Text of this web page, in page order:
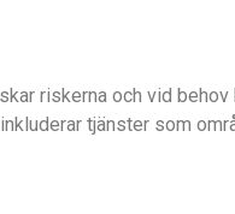
riskerna och vid
tjänster som